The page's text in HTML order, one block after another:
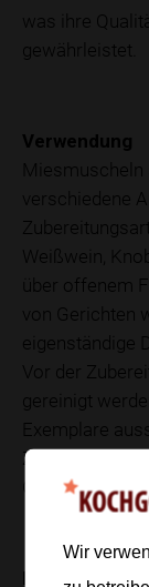
was ihre
gewährleistet.
Verwendung
Miesmuscheln
verschiedene
Weißwein,
über offenem
von Gerichten
eigenständige
Vor der
gereinigt
Exemplare
Zubereitung
Geschmack
Nährwerte
Wir